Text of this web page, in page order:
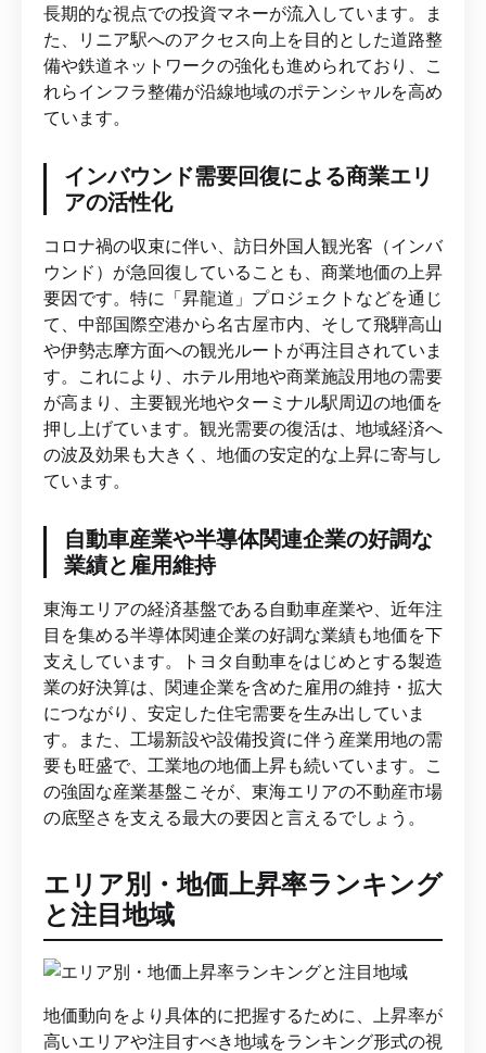
長期的な視点での投資マネーが流入しています。ま
た、リニア駅へのアクセス向上を目的とした道路整
備や鉄道ネットワークの強化も進められており、こ
れらインフラ整備が沿線地域のポテンシャルを高め
ています。
インバウンド需要回復による商業エリ
アの活性化
コロナ禍の収束に伴い、訪日外国人観光客（インバ
ウンド）が急回復していることも、商業地価の上昇
要因です。特に「昇龍道」プロジェクトなどを通じ
て、中部国際空港から名古屋市内、そして飛騨高山
や伊勢志摩方面への観光ルートが再注目されていま
す。これにより、ホテル用地や商業施設用地の需要
が高まり、主要観光地やターミナル駅周辺の地価を
押し上げています。観光需要の復活は、地域経済へ
の波及効果も大きく、地価の安定的な上昇に寄与し
ています。
自動車産業や半導体関連企業の好調な
業績と雇用維持
東海エリアの経済基盤である自動車産業や、近年注
目を集める半導体関連企業の好調な業績も地価を下
支えしています。トヨタ自動車をはじめとする製造
業の好決算は、関連企業を含めた雇用の維持・拡大
につながり、安定した住宅需要を生み出していま
す。また、工場新設や設備投資に伴う産業用地の需
要も旺盛で、工業地の地価上昇も続いています。こ
の強固な産業基盤こそが、東海エリアの不動産市場
の底堅さを支える最大の要因と言えるでしょう。
エリア別・地価上昇率ランキング
と注目地域
地価動向をより具体的に把握するために、上昇率が
高いエリアや注目すべき地域をランキング形式の視